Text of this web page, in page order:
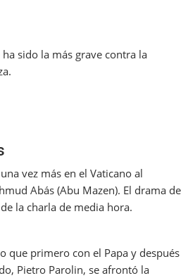
sido la más grave contra la
vez más en el Vaticano al
Abás (Abu Mazen). El drama de
la charla de media hora.
que primero con el Papa y después
Pietro Parolin, se afrontó la